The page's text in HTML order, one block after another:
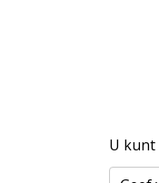
U kunt